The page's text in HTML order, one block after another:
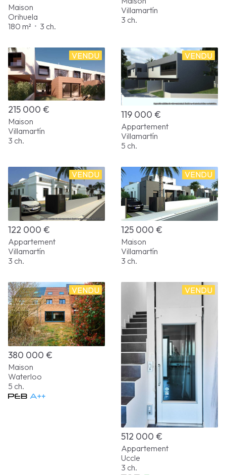
Maison
Orihuela
180 m² • 3 ch.
Villamartín
3 ch.
VENDU
215 000 €
Maison
Villamartín
3 ch.
VENDU
119 000 €
Appartement
Villamartín
5 ch.
VENDU
122 000 €
Appartement
Villamartín
3 ch.
VENDU
125 000 €
Maison
Villamartín
3 ch.
VENDU
380 000 €
Maison
Waterloo
5 ch.
VENDU
512 000 €
Appartement
Uccle
3 ch.